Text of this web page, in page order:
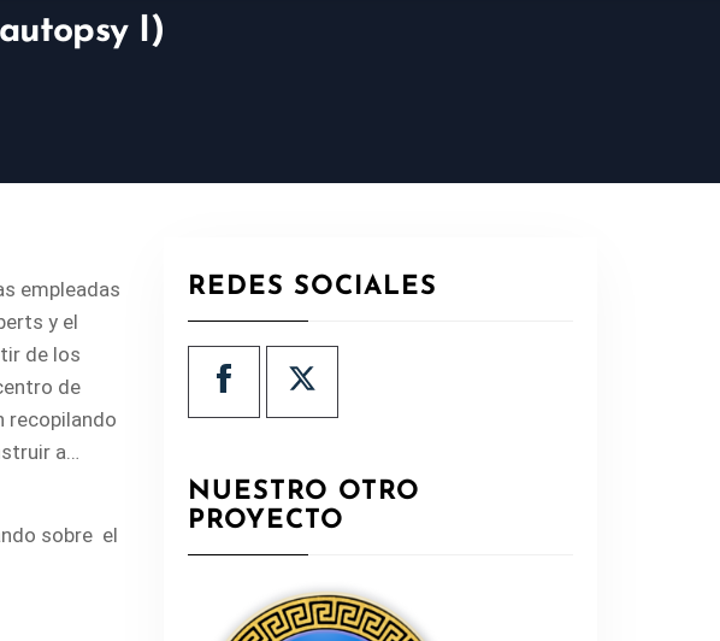
I)
empleadas
y el
de los
de
recopilando
a…
sobre el
REDES SOCIALES
NUESTRO OTRO
PROYECTO